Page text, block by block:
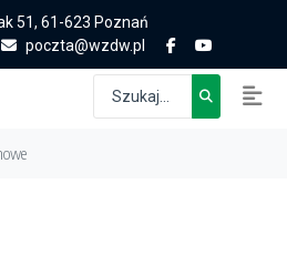
51, 61-623 Poznań
poczta@wzdw.pl